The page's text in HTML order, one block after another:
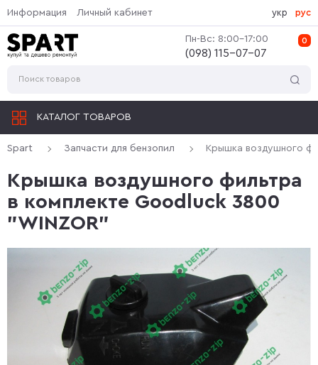
Информация Личный кабинет
0
Пн-Вс: 8:00-17:00
(‎098) 115-07-07
укр рус
КАТАЛОГ ТОВАРОВ
Spart Запчасти для бензопил Крышка воздушного
Крышка воздушного фильтра
в комплекте Goodluck 3800
"WINZOR"